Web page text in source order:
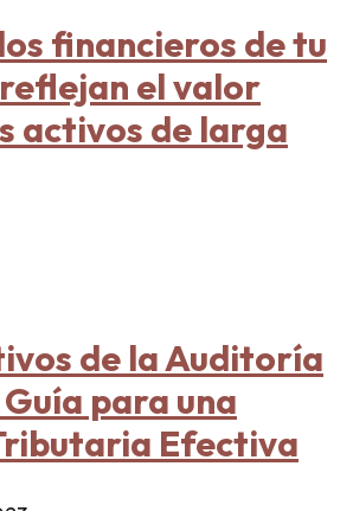
financieros de tu
el valor
activos de larga
de la Auditoría
para una
Efectiva